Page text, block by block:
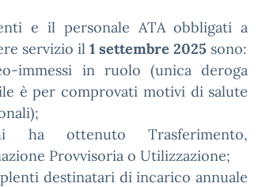
e il personale ATA obbligati a
servizio il 1 settembre 2025 sono:
immessi in ruolo (unica deroga
è per comprovati motivi di salute
ottenuto Trasferimento,
Provvisoria o Utilizzazione;
destinatari di incarico annuale